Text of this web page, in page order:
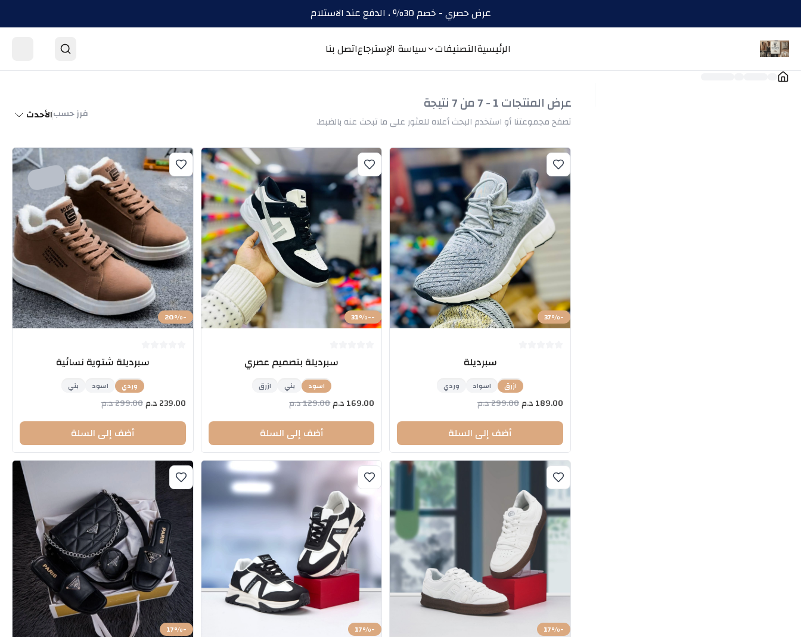
عرض حصري - خصم 30٪ ، الدفع عند الاستلام
الرئيسيةالتصنيفات سياسة الإسترجاعاتصل بنا
عرض المنتجات 1 - 7 من 7 نتيجة
تصفح مجموعتنا أو استخدم البحث أعلاه للعثور على ما تبحث عنه بالضبط.
فرز حسبالأحدث
-
37%
سبرديلة
ازرق اسواد وردي
189.00د.م299.00د.م
أضف إلى السلة
-
-31
%
سبرديلة بتصميم عصري
اسود بني ازرق
169.00د.م129.00د.م
أضف إلى السلة
-
20%
سبرديلة شتوية نسائية
وردي اسود بني
239.00د.م299.00د.م
أضف إلى السلة
-
17%
-
17%
-
17%